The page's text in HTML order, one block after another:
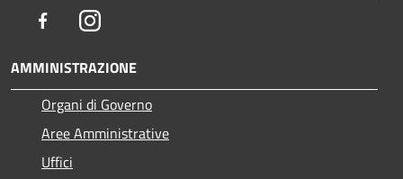
FacebookInstagram
AMMINISTRAZIONE
Organi di Governo
Aree Amministrative
Uffici